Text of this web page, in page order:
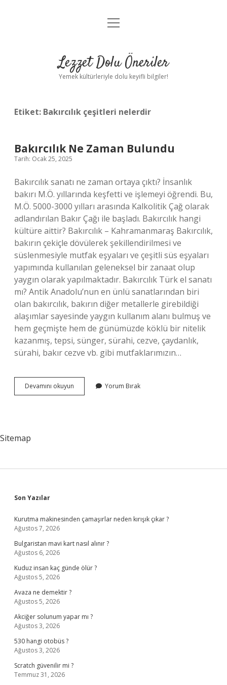
Anasayfa
Yasal Uyarı
menüyü
Lezzet Dolu Öneriler
Yemek kültürleriyle dolu keyifli bilgiler!
Etiket: Bakırcılık çeşitleri nelerdir
Bakırcılık Ne Zaman Bulundu
Tarih: Ocak 25, 2025
Bakırcılık sanatı ne zaman ortaya çıktı? İnsanlık
bakırı M.Ö. yıllarında keşfetti ve işlemeyi öğrendi. Bu,
M.Ö. 5000-3000 yılları arasında Kalkolitik Çağ olarak
adlandırılan Bakır Çağı ile başladı. Bakırcılık hangi
kültüre aittir? Bakırcılık – Kahramanmaraş Bakırcılık,
bakırın çekiçle dövülerek şekillendirilmesi ve
süslenmesiyle mutfak eşyaları ve çeşitli süs eşyaları
yapımında kullanılan geleneksel bir zanaat olup
yaygın olarak yapılmaktadır. Bakırcılık Türk el sanatı
mı? Antik Anadolu’nun en ünlü sanatlarından biri
olan bakırcılık, bakırın diğer metallerle girebildiği
alaşımlar sayesinde yaygın kullanım alanı bulmuş ve
hem geçmişte hem de günümüzde köklü bir nitelik
kazanmış, tepsi, sünger, sürahi, cezve, çaydanlık,
sürahi, bakır cezve vb. gibi mutfaklarımızın…
Devamını okuyun Bakırcılık
Ne
Yorum Bırak
Sitemap
Sidebar
Son Yazılar
Kurutma makinesinden çamaşırlar neden kırışık çıkar ?
Ağustos 7, 2026
Bulgaristan mavi kart nasıl alınır ?
Ağustos 6, 2026
Kuduz insan kaç günde ölür ?
Ağustos 5, 2026
Avaza ne demektir ?
Ağustos 5, 2026
Akciğer solunum yapar mı ?
Ağustos 3, 2026
530 hangi otobüs ?
Ağustos 3, 2026
Scratch güvenilir mi ?
Temmuz 31, 2026